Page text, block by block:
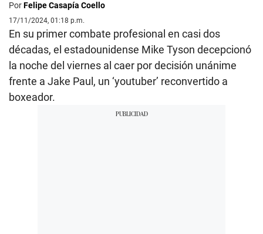
PorFelipe Casapía Coello
17/11/2024, 01:18 p.m.
En su primer combate profesional en casi dos
décadas, el estadounidense Mike Tyson decepcionó
la noche del viernes al caer por decisión unánime
frente a Jake Paul, un ‘youtuber’ reconvertido a
boxeador.